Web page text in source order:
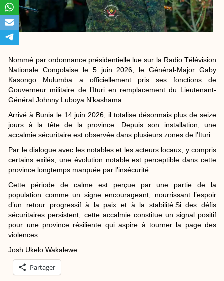
Nommé par ordonnance présidentielle lue sur la Radio Télévision
Nationale Congolaise le 5 juin 2026, le Général-Major Gaby
Kasongo Mulumba a officiellement pris ses fonctions de
Gouverneur militaire de l’Ituri en remplacement du Lieutenant-
Général Johnny Luboya N’kashama.
Arrivé à Bunia le 14 juin 2026, il totalise désormais plus de seize
jours à la tête de la province. Depuis son installation, une
accalmie sécuritaire est observée dans plusieurs zones de l’Ituri.
Par le dialogue avec les notables et les acteurs locaux, y compris
certains exilés, une évolution notable est perceptible dans cette
province longtemps marquée par l’insécurité.
Cette période de calme est perçue par une partie de la
population comme un signe encourageant, nourrissant l’espoir
d’un retour progressif à la paix et à la stabilité.Si des défis
sécuritaires persistent, cette accalmie constitue un signal positif
pour une province résiliente qui aspire à tourner la page des
violences.
Josh Ukelo Wakalewe
Partager